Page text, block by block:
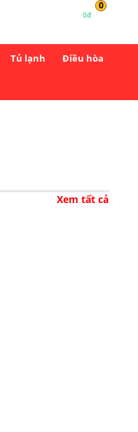
0
0đ
Tủ lạnh Điều hòa
Xem tất cả